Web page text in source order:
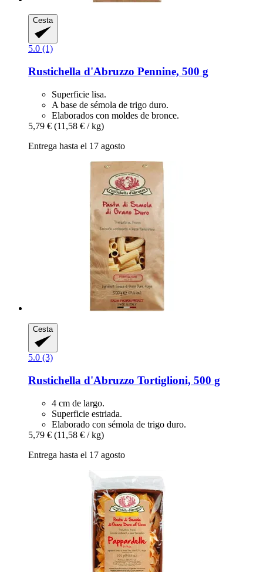
Cesta
5.0 (1)
Rustichella d'Abruzzo Pennine, 500 g
Superficie lisa.
A base de sémola de trigo duro.
Elaborados con moldes de bronce.
5,79 € (11,58 € / kg)
Entrega hasta el 17 agosto
Cesta
5.0 (3)
Rustichella d'Abruzzo Tortiglioni, 500 g
4 cm de largo.
Superficie estriada.
Elaborado con sémola de trigo duro.
5,79 € (11,58 € / kg)
Entrega hasta el 17 agosto